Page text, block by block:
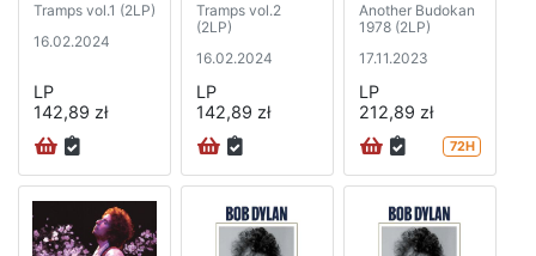
Tramps vol.1 (2LP)
16.02.2024
LP
142,89 zł
Tramps vol.2
(2LP)
16.02.2024
LP
142,89 zł
Another Budokan
1978 (2LP)
17.11.2023
LP
212,89 zł
72H